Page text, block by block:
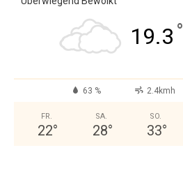
19.3 °
63 % 2.4kmh
FR.
22°
SA.
28°
SO.
33°